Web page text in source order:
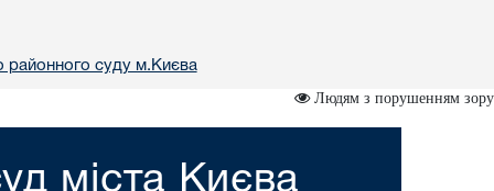
районного суду м.Києва
Людям з порушенням зору
міста Києва